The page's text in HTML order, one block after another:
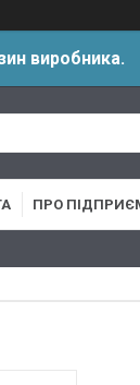
виробника.
ПРО